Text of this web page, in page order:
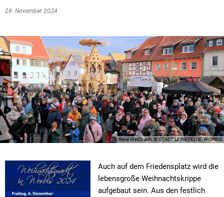
28. November 2024
René Weißbach, © STADT LEINEFELDE-WORBIS
Auch auf dem Friedensplatz wird die
lebensgroße Weihnachtskrippe
aufgebaut sein. Aus den festlich